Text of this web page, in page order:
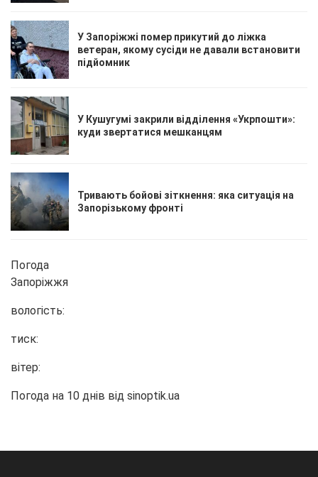
У Запоріжжі помер прикутий до ліжка
ветеран, якому сусіди не давали встановити
підйомник
У Кушугумі закрили відділення «Укрпошти»:
куди звертатися мешканцям
Тривають бойові зіткнення: яка ситуація на
Запорізькому фронті
Погода
Запоріжжя
вологість:
тиск:
вітер:
Погода на 10 днів від sinoptik.ua